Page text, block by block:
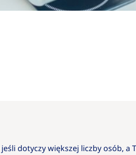
dotyczy większej liczby osób, a